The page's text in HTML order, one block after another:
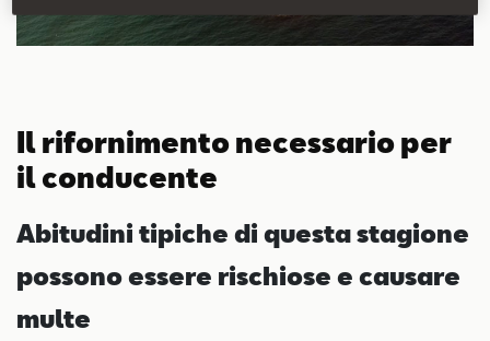
Il rifornimento necessario per
il conducente
Abitudini tipiche di questa stagione
possono essere rischiose e causare
multe